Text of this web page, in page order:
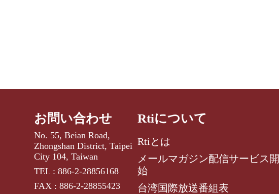
お問い合わせ
No. 55, Beian Road,
Zhongshan District, Taipei
City 104, Taiwan
TEL : 886-2-28856168
FAX : 886-2-28855423
Rtiについて
Rtiとは
メールマガジン配信サービス開
始
台湾国際放送番組表